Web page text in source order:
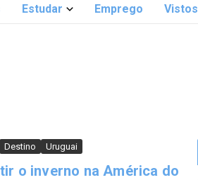
Estudar Emprego Vistos
Destino Uruguai
o inverno na América do